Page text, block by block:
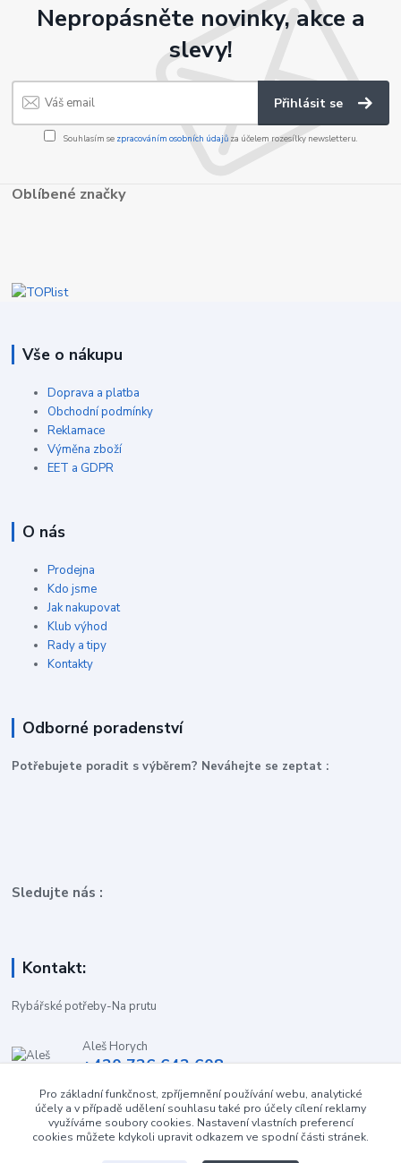
Nepropásněte novinky, akce a
slevy!
Přihlásit se
Souhlasím se zpracováním osobních údajůza účelem rozesílky newsletteru.
Oblíbené značky
Vše o nákupu
Doprava a platba
Obchodní podmínky
Reklamace
Výměna zboží
EET a GDPR
O nás
Prodejna
Kdo jsme
Jak nakupovat
Klub výhod
Rady a tipy
Kontakty
Odborné poradenství
Potřebujete poradit s výběrem? Neváhejte se zeptat :
Sledujte nás :
Kontakt:
Rybářské potřeby-Na prutu
Aleš Horych
+420 736 642 608
obchod-naprutu@seznam.cz
Pro základní funkčnost, zpříjemnění používání webu, analytické
účely a v případě udělení souhlasu také pro účely cílení reklamy
využíváme soubory cookies. Nastavení vlastních preferencí
cookies můžete kdykoli upravit odkazem ve spodní části stránek.